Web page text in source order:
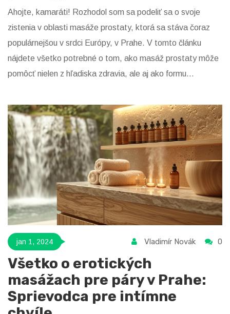
Ahojte, kamaráti! Rozhodol som sa podeliť sa o svoje
zistenia v oblasti masáže prostaty, ktorá sa stáva čoraz
populárnejšou v srdci Európy, v Prahe. V tomto článku
nájdete všetko potrebné o tom, ako masáž prostaty môže
pomôcť nielen z hľadiska zdravia, ale aj ako formu
pre vaše zdravie a taktiež kde v Prahe môžete nájsť
kvalifikovaných špecialistov. Nie je to len otázka pohody,
ale aj prevencie, takže poďme na to spoločne zistiť viac o
tejto terapii!
jan 1, 2024 Vladimír Novák 0
Všetko o erotických
masážach pre páry v Prahe:
Sprievodca pre intímne